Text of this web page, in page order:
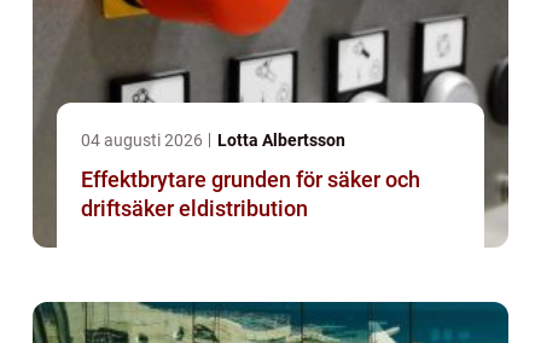
04 augusti 2026 Lotta Albertsson
Effektbrytare grunden för säker och
driftsäker eldistribution